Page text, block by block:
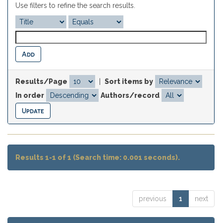
Use filters to refine the search results.
Results/Page
Sort items by
In order
Authors/record
Results 1-1 of 1 (Search time: 0.001 seconds).
previous 1 next